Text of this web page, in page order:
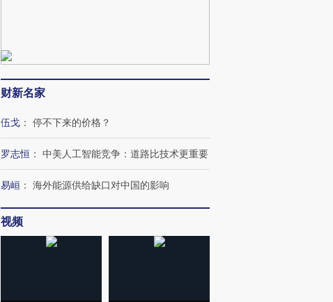
财新名家
伍戈 ： 停不下来的价格？
罗志恒 ： 中美人工智能竞争：道路比技术更重要
易峘 ： 海外能源供给缺口对中国的影响
视频